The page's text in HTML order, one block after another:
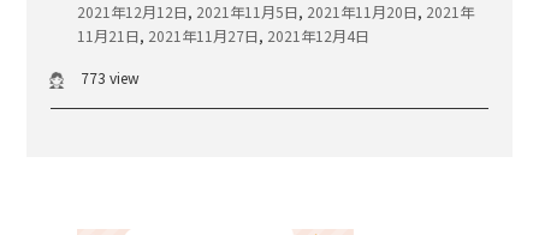
2021年12月12日, 2021年11月5日, 2021年11月20日, 2021年
11月21日, 2021年11月27日, 2021年12月4日
773 view